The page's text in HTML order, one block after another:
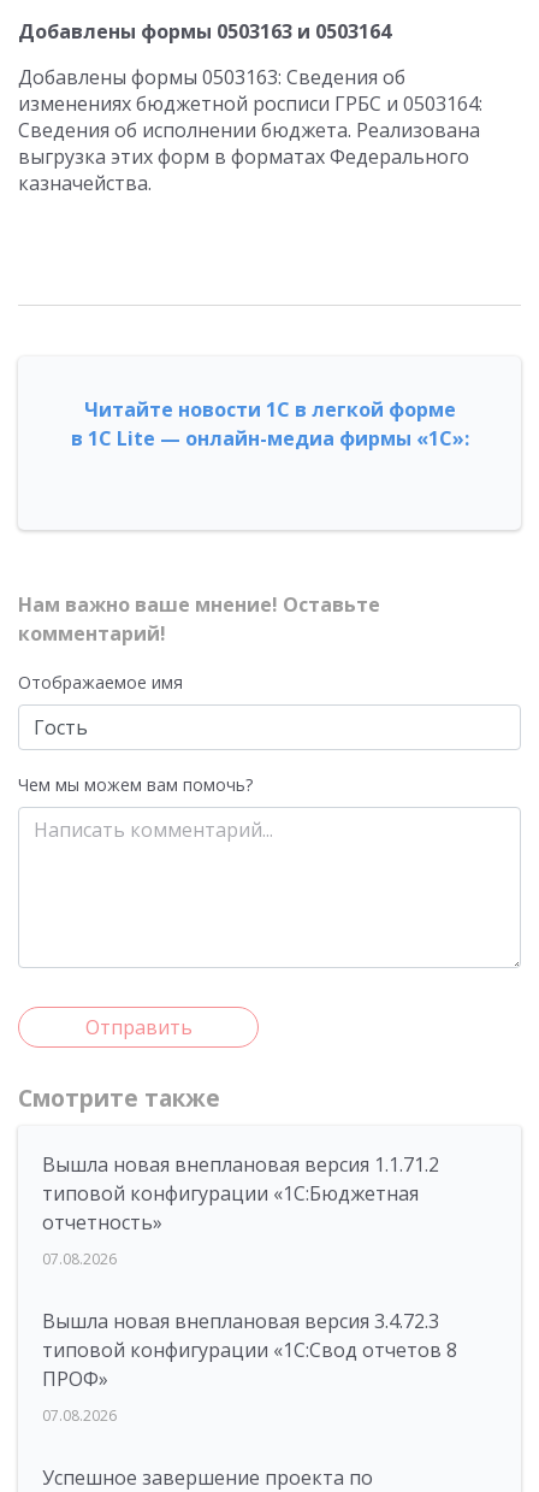
Добавлены формы 0503163 и 0503164
Добавлены формы 0503163: Сведения об
изменениях бюджетной росписи ГРБС и 0503164:
Сведения об исполнении бюджета. Реализована
выгрузка этих форм в форматах Федерального
казначейства.
Читайте новости 1С в легкой форме
в 1С Lite — онлайн-медиа фирмы «1С»:
Нам важно ваше мнение! Оставьте
комментарий!
Отображаемое имя
Чем мы можем вам помочь?
Отправить
Смотрите также
Вышла новая внеплановая версия 1.1.71.2
типовой конфигурации «1C:Бюджетная
отчетность»
07.08.2026
Вышла новая внеплановая версия 3.4.72.3
типовой конфигурации «1C:Свод отчетов 8
ПРОФ»
07.08.2026
Успешное завершение проекта по